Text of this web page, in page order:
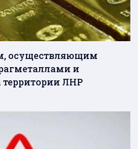
осуществляющим
и
ЛНР